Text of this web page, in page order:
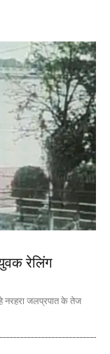
रेलिंग
नरहरा जलप्रपात के तेज